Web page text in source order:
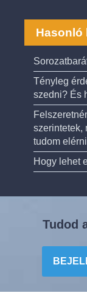
Hasonló
Tényleg
szedni? És
szerintetek,
tudom
Hogy lehet
Tudod